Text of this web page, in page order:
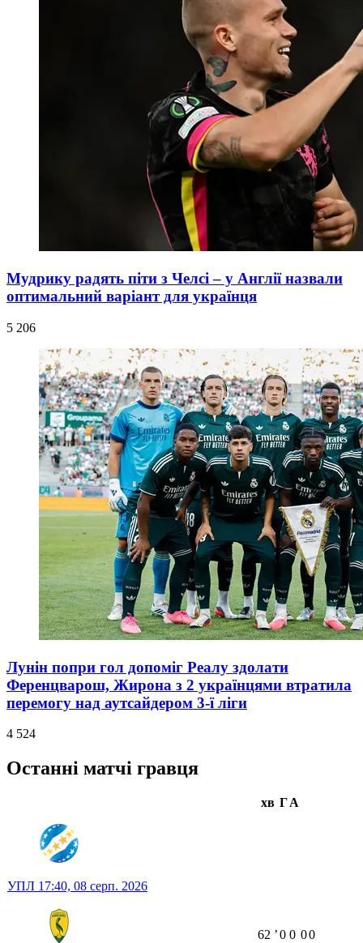
Мудрику радять піти з Челсі – у Англії назвали
оптимальний варіант для українця
5 206
Лунін попри гол допоміг Реалу здолати
Ференцварош, Жирона з 2 українцями втратила
перемогу над аутсайдером 3-ї ліги
4 524
Останні матчі гравця
хв ГА
УПЛ 17:40, 08 серп. 2026
62 ʼ0 0 00